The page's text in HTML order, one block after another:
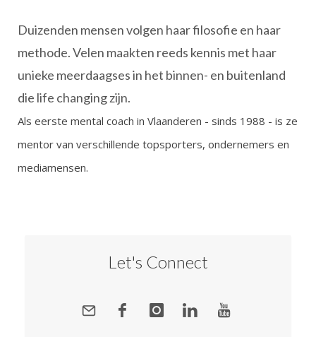
Duizenden mensen volgen haar filosofie en haar
methode. Velen maakten reeds kennis met haar
unieke meerdaagses in het binnen- en buitenland
die life changing zijn.
Als eerste mental coach in Vlaanderen - sinds 1988 - is ze
mentor van verschillende topsporters, ondernemers en
mediamensen.
Let's Connect